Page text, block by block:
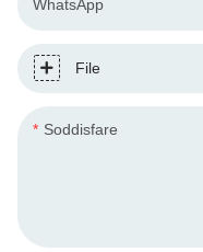
WhatsApp
File
Soddisfare